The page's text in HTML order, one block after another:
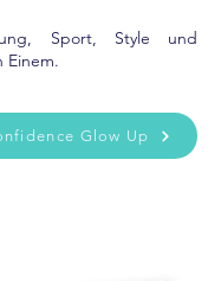
Sport, Style und
Einem.
Glow Up